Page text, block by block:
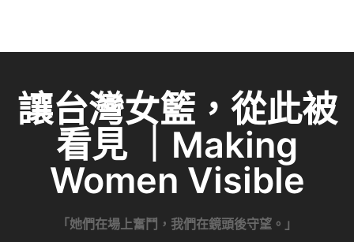
讓台灣女籃，從此被
看見 ｜Making
Women Visible
「她們在場上奮鬥，我們在鏡頭後守望。」